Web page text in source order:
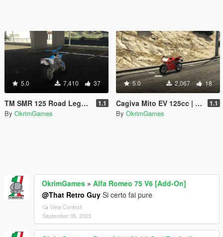
5.0 7,410 37
TM SMR 125 Road Legal | With Two Stroke Sound | ADD-ON | Real Handling | Supermoto 1.1
By OkrimGames
5.0 2,067 18
Cagiva Mito EV 125cc | Add-On | Sound 1.1
By OkrimGames
OkrimGames » Alfa Romeo 75 V6 [Add-On]
@That Retro Guy Si certo fai pure
View Context
September 05, 2023